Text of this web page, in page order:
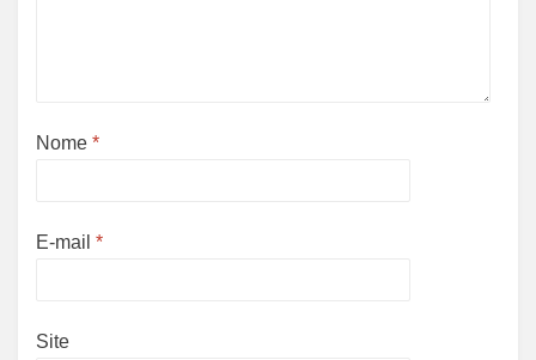
Nome *
E-mail *
Site